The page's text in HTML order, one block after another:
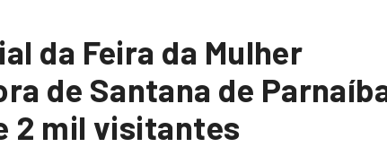
da Feira da Mulher
de Santana de
2 mil visitantes